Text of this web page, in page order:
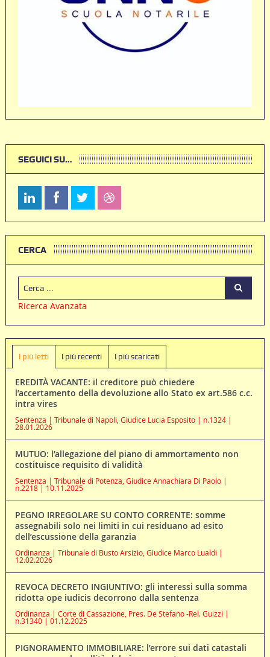
SEGUICI SU…
CERCA
Ricerca Avanzata
I più letti I più recenti I più scaricati
EREDITÀ VACANTE: il creditore può chiedere
l’accertamento della devoluzione allo Stato ex art.586 c.c.
intra vires
Sentenza | Tribunale di Napoli, Giudice Lucia Esposito | n.1324 |
28.01.2026
MUTUO: l’allegazione del piano di ammortamento non
costituisce requisito di validità
Sentenza | Tribunale di Potenza, Giudice Annachiara Di Paolo |
n.2218 | 10.11.2025
PEGNO IRREGOLARE SU CONTO CORRENTE: somme
assegnabili solo nei limiti in cui residuano ad esito
dell’escussione della garanzia
Ordinanza | Tribunale di Busto Arsizio, Giudice Marco Lualdi |
12.02.2026
REVOCA DECRETO INGIUNTIVO: gli interessi sulla somma
ridotta ope iudicis decorrono dalla sentenza
Ordinanza | Corte di Cassazione, Pres. De Stefano -Rel. Guizzi |
n.31340 | 01.12.2025
PIGNORAMENTO IMMOBILIARE: l’errore sui dati catastali